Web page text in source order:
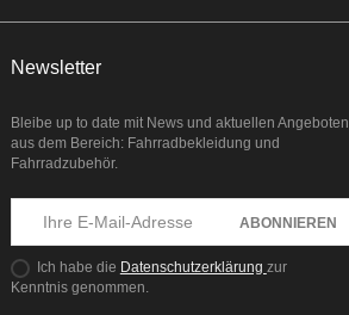
Newsletter
Bleibe up to date mit News und aktuellen Angeboten
aus dem Bereich: Fahrradbekleidung und
Fahrradzubehör.
ABONNIEREN
Ich habe die Datenschutzerklärung zur
Kenntnis genommen.